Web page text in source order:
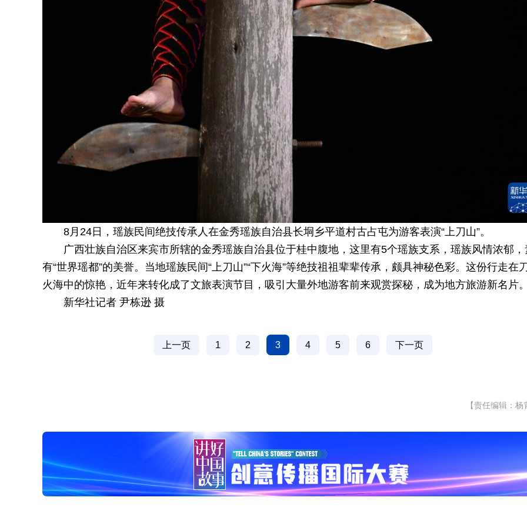
8月24日，瑶族民间绝技传承人在金秀瑶族自治县长垌乡平道村古占屯为游客表演“上刀山”。
广西壮族自治区来宾市所辖的金秀瑶族自治县位于桂中腹地，这里有5个瑶族支系，瑶族风情浓郁，
有“世界瑶都”的美誉。当地瑶族民间“上刀山”“下火海”等绝技祖祖辈辈传承，颇具神秘色彩。这份行走在
火海中的惊艳，近年来转化成了文旅表演节目，吸引大量外地游客前来观赏探秘，成为地方旅游新名片
新华社记者 尹栋逊 摄
上一页 1 2 3 4 5 6 下一页
【责任编辑：杨